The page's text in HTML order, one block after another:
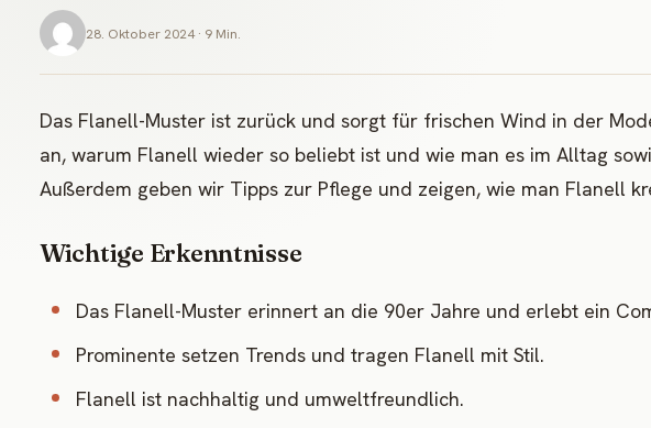
28. Oktober 2024 · 9 Min.
Das Flanell-Muster ist zurück und sorgt für frischen Wind in der
an, warum Flanell wieder so beliebt ist und wie man es im Alltag
Außerdem geben wir Tipps zur Pflege und zeigen, wie man Flanell
Wichtige Erkenntnisse
Das Flanell-Muster erinnert an die 90er Jahre und erlebt ein
Prominente setzen Trends und tragen Flanell mit Stil.
Flanell ist nachhaltig und umweltfreundlich.